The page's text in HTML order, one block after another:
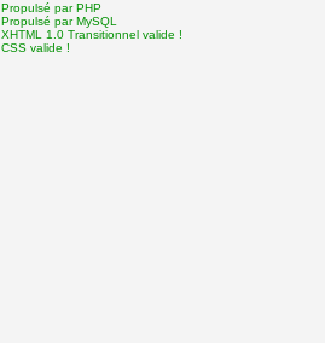
Propulsé par PHP
Propulsé par MySQL
XHTML 1.0 Transitionnel valide !
CSS valide !